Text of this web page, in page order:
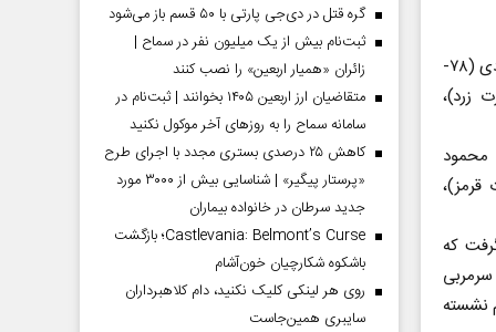
سیدحسین حسینی، روزبه چشمی، ایمان سلیمی، محمدرضا آزادی (۷۸-
زرد)،
محمود
قرمز)،
که
نشسته
گره قتل در دی‌جی پارتی با ۵۰ قسم باز می‌شود
ثبت‌نام بیش از یک میلیون نفر در سماح |
زائران «همیار اربعین» را نصب کنند
متقاضیان ارز اربعین ۱۴۰۵ بخوانند | ثبت‌نام در
سامانه سماح را به روز‌های آخر موکول نکنید
کاهش ۲۵ درصدی بستری مجدد با اجرای طرح
«پرستار پیگیر» | شناسایی بیش از ۳۰۰۰ مورد
جدید سرطان در خانواده بیماران
Castlevania: Belmont’s Curse؛ بازگشت
باشکوه شکارچیان خون‌آشام
روی هر لینکی کلیک نکنید، دام کلاهبرداران
سایبری همین‌جاست